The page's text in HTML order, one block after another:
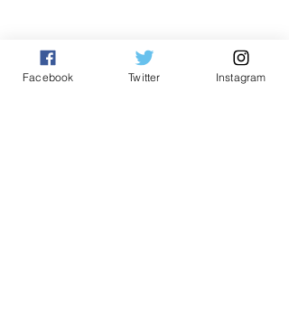
Facebook Twitter Instagram